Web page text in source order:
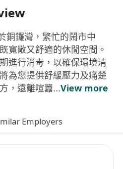
銅鑼灣，繁忙的鬧市中
寬敞又舒適的休閒空間。
進行消毒，以確保環境清
為您提供舒緩壓力及痛楚
，遠離喧囂...View more
Employers